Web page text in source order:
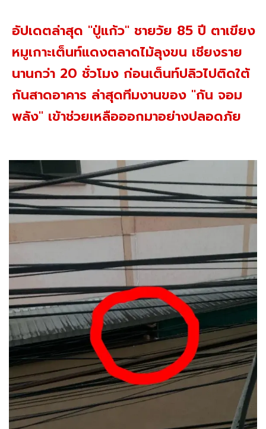
อัปเดตล่าสุด "ปู่แก้ว" ชายวัย 85 ปี ตาเขียง
หมูเกาะเต็นท์แดงตลาดไม้ลุงขน เชียงราย
นานกว่า 20 ชั่วโมง ก่อนเต็นท์ปลิวไปติดใต้
กันสาดอาคาร ล่าสุดทีมงานของ "กัน จอม
พลัง" เข้าช่วยเหลือออกมาอย่างปลอดภัย